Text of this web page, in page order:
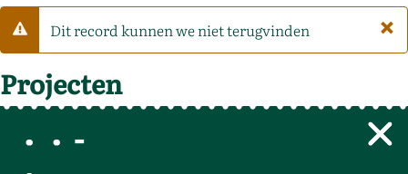
×
Waarschuwing
Dit record kunnen we niet terugvinden
Projecten
-